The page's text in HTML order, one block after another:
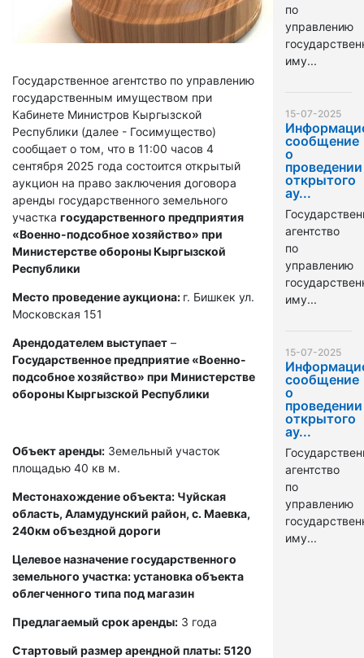
Государственное агентство по управлению
государственным имуществом при
Кабинете Министров Кыргызской
Республики (далее - Госимущество)
сообщает о том, что в 11:00 часов 4
сентября 2025 года состоится открытый
аукцион на право заключения договора
аренды государственного земельного
участка государственного предприятия
«Военно-подсобное хозяйство» при
Министерстве обороны Кыргызской
Республики
Место проведение аукциона: г. Бишкек ул.
Московская 151
Арендодателем выступает –
Государственное предприятие «Военно-
подсобное хозяйство» при Министерстве
обороны Кыргызской Республики
Объект аренды: Земельный участок
площадью 40 кв м.
Местонахождение объекта: Чуйская
область, Аламудунский район, с. Маевка,
240км объездной дороги
Целевое назначение государственного
земельного участка: установка объекта
облегченного типа под магазин
Предлагаемый срок аренды: 3 года
Стартовый размер арендной платы: 5120
по
управлению
иму...
15-07-2025
сообщение
о
проведении
открытого
ау...
агентство
по
управлению
иму...
15-07-2025
сообщение
о
проведении
открытого
ау...
агентство
по
управлению
иму...